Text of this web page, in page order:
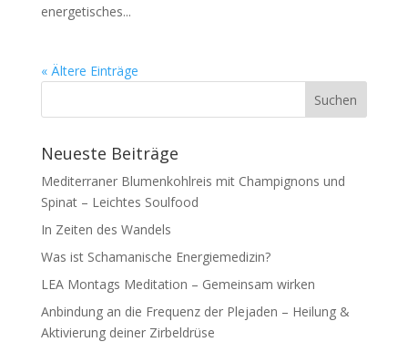
energetisches...
« Ältere Einträge
Neueste Beiträge
Mediterraner Blumenkohlreis mit Champignons und
Spinat – Leichtes Soulfood
In Zeiten des Wandels
Was ist Schamanische Energiemedizin?
LEA Montags Meditation – Gemeinsam wirken
Anbindung an die Frequenz der Plejaden – Heilung &
Aktivierung deiner Zirbeldrüse